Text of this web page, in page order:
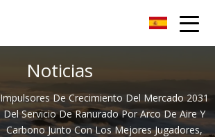
Noticias
Impulsores De Crecimiento Del Mercado 2031
Del Servicio De Ranurado Por Arco De Aire Y
Carbono Junto Con Los Mejores Jugadores,